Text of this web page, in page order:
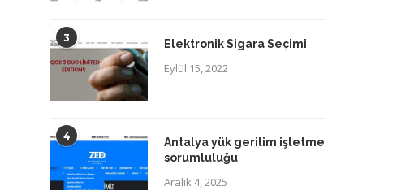
3 Elektronik Sigara Seçimi
Eylül 15, 2022
4
Antalya yük gerilim işletme
sorumluluğu
Aralık 4, 2025